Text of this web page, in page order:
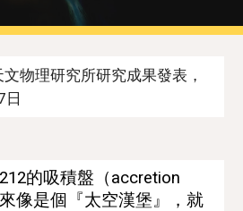
物理研究所研究成果發表，
日
的吸積盤（accretion
像是個『太空漢堡』，就